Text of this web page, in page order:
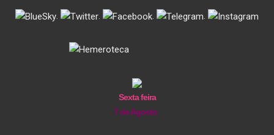
. . . .
Sexta feira
7 de Agosto